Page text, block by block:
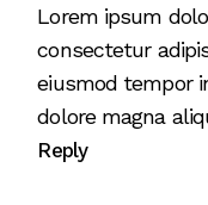
Lorem ipsum
consectetur
eiusmod tempor
dolore magna
Reply